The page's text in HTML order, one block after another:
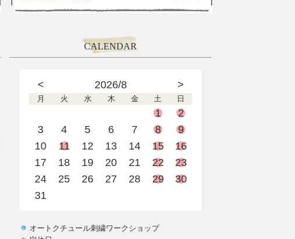
CALENDAR
< 2026/8 >
月 火 水 木 金 土 日
1
2
3
4 5 6 7 8
9
10
11 12 13 14 15
16
17
18 19 20 21 22
23
24
25 26 27 28 29
30
31
オートクチュール刺繍ワークショップ